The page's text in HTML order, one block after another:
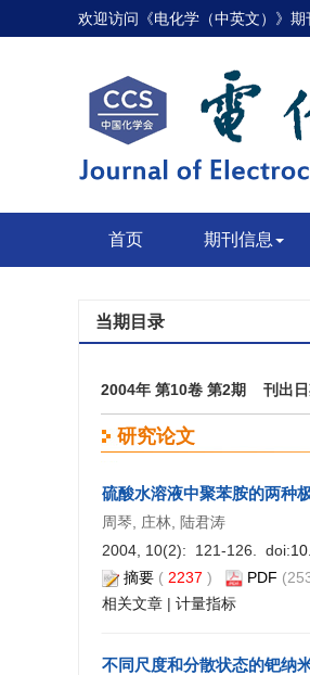
欢迎访问《电化学（中英文）》
首页 期刊信息
当期目录
2004年 第10卷 第2期 刊出
研究论文
硫酸水溶液中聚苯胺的两种
周琴, 庄林, 陆君涛
2004, 10(2): 121-126. doi:
摘要 ( 2237 ) PDF
相关文章 | 计量指标
不同尺度和分散状态的钯纳